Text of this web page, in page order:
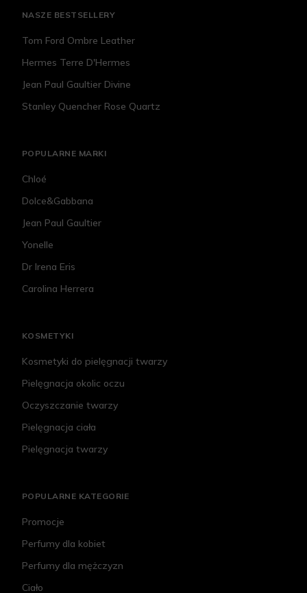
NASZE BESTSELLERY
Tom Ford Ombre Leather
Hermes Terre D'Hermes
Jean Paul Gaultier Divine
Stanley Quencher Rose Quartz
POPULARNE MARKI
Chloé
Dolce&Gabbana
Jean Paul Gaultier
Yonelle
Dr Irena Eris
Carolina Herrera
KOSMETYKI
Kosmetyki do pielęgnacji twarzy
Pielęgnacja okolic oczu
Oczyszczanie twarzy
Pielęgnacja ciała
Pielęgnacja twarzy
POPULARNE KATEGORIE
Promocje
Perfumy dla kobiet
Perfumy dla mężczyzn
Ciało